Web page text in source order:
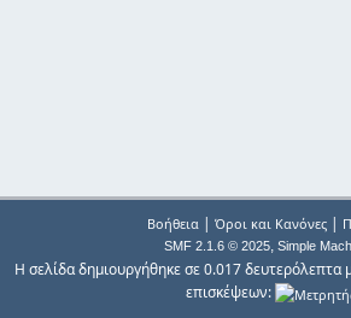
Βοήθεια| Όροι και Κανόνες|
SMF 2.1.6 © 2025, Simple
Η σελίδα δημιουργήθηκε σε 0.017
επισκέψεων: